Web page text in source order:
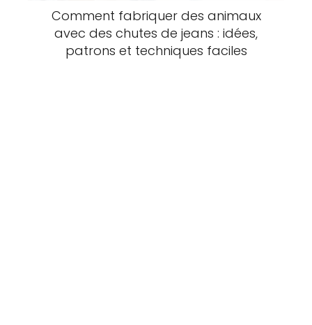
Comment fabriquer des animaux
avec des chutes de jeans : idées,
patrons et techniques faciles